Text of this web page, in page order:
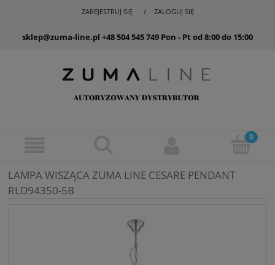
ZAREJESTRUJ SIĘ ZALOGUJ SIĘ
sklep@zuma-line.pl +48 504 545 749 Pon - Pt od 8:00 do 15:00
LAMPA WISZĄCA ZUMA LINE CESARE PENDANT
RLD94350-5B